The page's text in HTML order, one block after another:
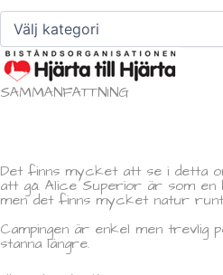
SAMMANFATTNING
Det finns mycket att se i detta
att gå. Alice Superior är som
men det finns mycket natur
Campingen är enkel men trevlig
stanna längre.